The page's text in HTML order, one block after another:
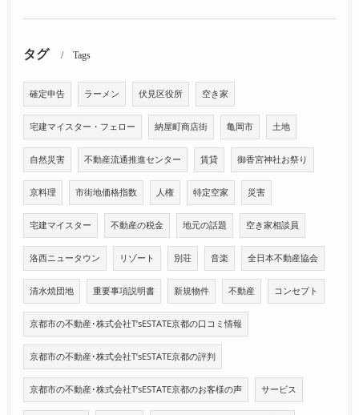
タグ Tags
確定申告 ラーメン 伏見区役所 空き家
宅建マイスター・フェロー 納屋町商店街 亀岡市 土地
自然災害 不動産流通推進センター 賃貸 御香宮神社お祭り
京料理 市街地価格指数 人権 特定空家 災害
宅建マイスター 不動産の税金 地元の話題 空き家相談員
洛西ニュータウン リゾート 別荘 音楽 全日本不動産協会
清水焼団地 重要事項説明書 新規物件 不動産 コンセプト
京都市の不動産･株式会社T’sESTATE京都の口コミ情報
京都市の不動産･株式会社T’sESTATE京都の評判
京都市の不動産･株式会社T’sESTATE京都のお客様の声 サービス